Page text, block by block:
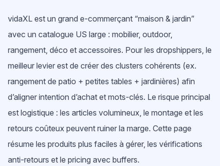
vidaXL est un grand e-commerçant “maison & jardin”
avec un catalogue US large : mobilier, outdoor,
rangement, déco et accessoires. Pour les dropshippers, le
meilleur levier est de créer des clusters cohérents (ex.
rangement de patio + petites tables + jardinières) afin
d’aligner intention d’achat et mots-clés. Le risque principal
est logistique : les articles volumineux, le montage et les
retours coûteux peuvent ruiner la marge. Cette page
résume les produits plus faciles à gérer, les vérifications
anti-retours et le pricing avec buffers.